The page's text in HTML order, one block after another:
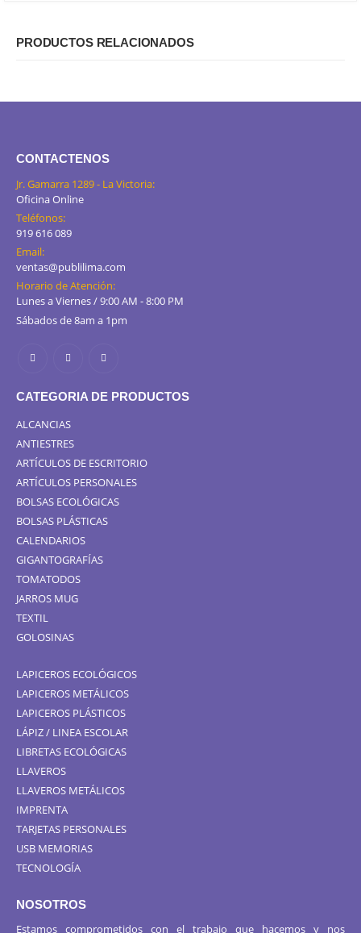
PRODUCTOS RELACIONADOS
CONTACTENOS
Jr. Gamarra 1289 - La Victoria:
Oficina Online
Teléfonos:
919 616 089
Email:
ventas@publilima.com
Horario de Atención:
Lunes a Viernes / 9:00 AM - 8:00 PM
Sábados de 8am a 1pm
CATEGORIA DE PRODUCTOS
ALCANCIAS
ANTIESTRES
ARTÍCULOS DE ESCRITORIO
ARTÍCULOS PERSONALES
BOLSAS ECOLÓGICAS
BOLSAS PLÁSTICAS
CALENDARIOS
GIGANTOGRAFÍAS
TOMATODOS
JARROS MUG
TEXTIL
GOLOSINAS
LAPICEROS ECOLÓGICOS
LAPICEROS METÁLICOS
LAPICEROS PLÁSTICOS
LÁPIZ / LINEA ESCOLAR
LIBRETAS ECOLÓGICAS
LLAVEROS
LLAVEROS METÁLICOS
IMPRENTA
TARJETAS PERSONALES
USB MEMORIAS
TECNOLOGÍA
NOSOTROS
Estamos comprometidos con el trabajo que hacemos y nos